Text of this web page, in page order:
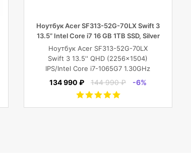
Ноутбук Acer SF313-52G-70LX Swift 3
13.5” Intel Core i7 16 GB 1TB SSD, Silver
Ноутбук Acer SF313-52G-70LX
Swift 3 13.5'' QHD (2256x1504)
IPS/Intel Core i7-1065G7 1.30GHz
Quad/16 GB+1TB SSD/GF MX350 2
MP/Fingerprint/4cell/1,19
кг/W10Pro/3Y/SILVER
134 990 ₽ 144 990 ₽ -6%